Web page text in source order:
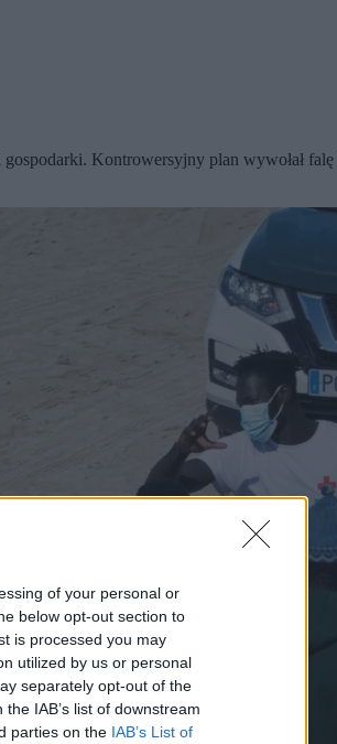
of your personal or
below opt-out section to
is processed you may
utilized by us or personal
separately opt-out of the
IAB’s list of downstream
parties on the IAB’s List of
Kontrowersyjny plan wywołał